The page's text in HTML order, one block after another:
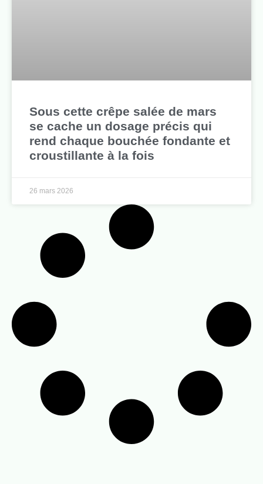
Sous cette crêpe salée de mars
se cache un dosage précis qui
rend chaque bouchée fondante et
croustillante à la fois
26 mars 2026